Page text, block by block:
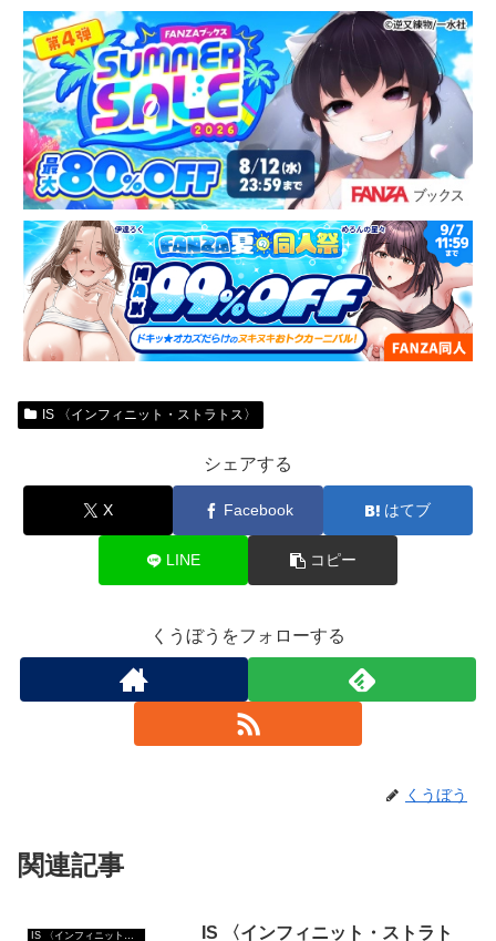
IS 〈インフィニット・ストラトス〉
シェアする
X Facebook はてブ
LINE コピー
くうぼうをフォローする
くうぼう
関連記事
IS 〈インフィニット・ストラトス〉
IS 〈インフィニット・ストラト